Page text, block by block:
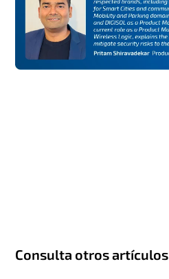
Consulta otros artículos